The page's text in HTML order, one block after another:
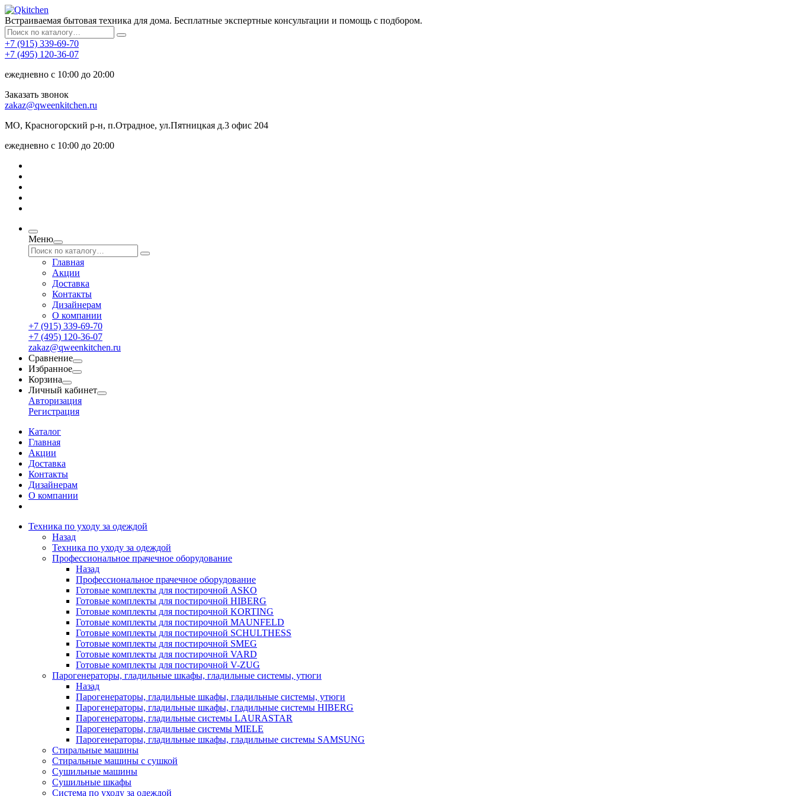
Встраиваемая бытовая техника для дома. Бесплатные экспертные консультации и помощь с подбором.
+7 (915) 339-69-70
+7 (495) 120-36-07
ежедневно с 10:00 до 20:00
Заказать звонок
zakaz@qweenkitchen.ru
МО, Красногорский р-н, п.Отрадное, ул.Пятницкая д.3 офис 204
ежедневно с 10:00 до 20:00
Меню
Главная
Акции
Доставка
Контакты
Дизайнерам
О компании
+7 (915) 339-69-70
+7 (495) 120-36-07
zakaz@qweenkitchen.ru
Сравнение
Избранное
Корзина
Личный кабинет
Авторизация
Регистрация
Каталог
Главная
Акции
Доставка
Контакты
Дизайнерам
О компании
Техника по уходу за одеждой
Назад
Техника по уходу за одеждой
Профессиональное прачечное оборудование
Назад
Профессиональное прачечное оборудование
Готовые комплекты для постирочной ASKO
Готовые комплекты для постирочной HIBERG
Готовые комплекты для постирочной KORTING
Готовые комплекты для постирочной MAUNFELD
Готовые комплекты для постирочной SCHULTHESS
Готовые комплекты для постирочной SMEG
Готовые комплекты для постирочной VARD
Готовые комплекты для постирочной V-ZUG
Парогенераторы, гладильные шкафы, гладильные системы, утюги
Назад
Парогенераторы, гладильные шкафы, гладильные системы, утюги
Парогенераторы, гладильные шкафы, гладильные системы HIBERG
Парогенераторы, гладильные системы LAURASTAR
Парогенераторы, гладильные системы MIELE
Парогенераторы, гладильные шкафы, гладильные системы SAMSUNG
Стиральные машины
Стиральные машины с сушкой
Сушильные машины
Сушильные шкафы
Система по уходу за одеждой